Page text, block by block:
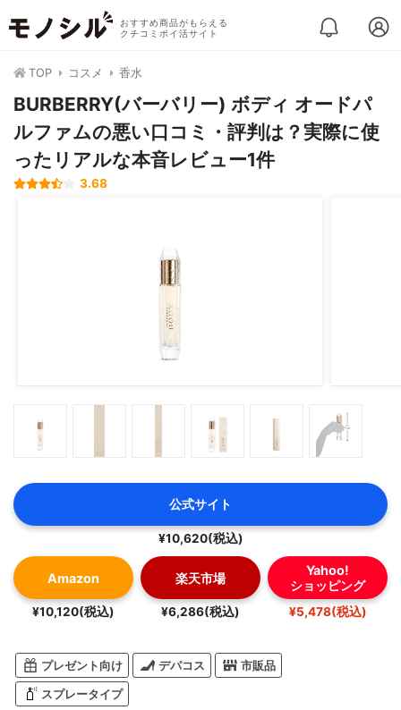
おすすめ商品がもらえる
クチコミポイ活サイト
TOP コスメ 香水
BURBERRY(バーバリー) ボディ オードパ
ルファムの悪い口コミ・評判は？実際に使
ったリアルな本音レビュー1件
3.68
公式サイト
¥10,620(税込)
Amazon
¥10,120(税込)
楽天市場
¥6,286(税込)
Yahoo!
ショッピング
¥5,478(税込)
プレゼント向け デパコス 市販品
スプレータイプ